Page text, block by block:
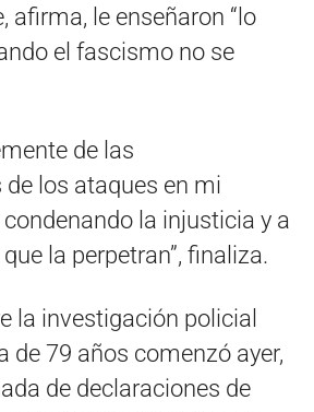
afirma, le enseñaron “lo
el fascismo no se
de las
los ataques en mi
la injusticia y a
la perpetran”, finaliza.
la investigación policial
de 79 años comenzó ayer,
de declaraciones de